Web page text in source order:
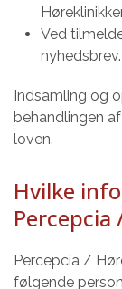
Ved
nyhedsbrev.
Indsamling og
behandlingen
loven.
Hvilke
Percepcia /
følgende